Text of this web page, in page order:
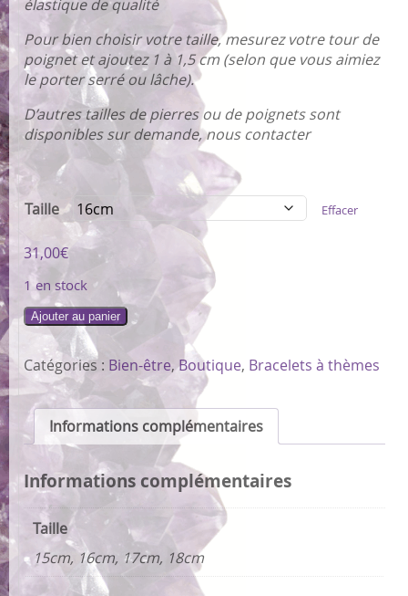
élastique de qualité
Pour bien choisir votre taille, mesurez votre tour de
poignet et ajoutez 1 à 1,5 cm (selon que vous aimiez
le porter serré ou lâche).
D’autres tailles de pierres ou de poignets sont
disponibles sur demande, nous contacter
Taille Effacer
31,00€
1 en stock
Ajouter au panier
Catégories : Bien-être,Boutique, Bracelets à thèmes
Informations complémentaires
Informations complémentaires
Taille
15cm, 16cm, 17cm, 18cm